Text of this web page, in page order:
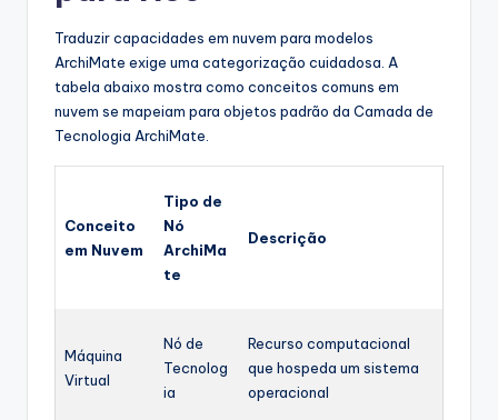
Traduzir capacidades em nuvem para modelos
ArchiMate exige uma categorização cuidadosa. A
tabela abaixo mostra como conceitos comuns em
nuvem se mapeiam para objetos padrão da Camada de
Tecnologia ArchiMate.
Conceito
em Nuvem
Tipo de
Nó
ArchiMa
te
Descrição
Máquina
Virtual
Nó de
Tecnolog
ia
Recurso computacional
que hospeda um sistema
operacional